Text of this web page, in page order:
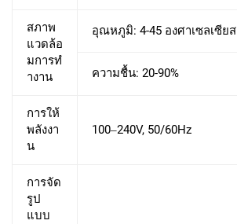
สภาพ
แวดล้อ
มการทํ
างาน
อุณหภูมิ: 4-45 องศาเซลเซียส
ความชื้น: 20-90%
การให้
พลังงา
น
100‒240V, 50/60Hz
การจัด
รูป
แบบ